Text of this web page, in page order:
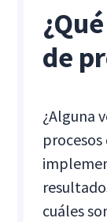
de
¿Alguna
cuáles